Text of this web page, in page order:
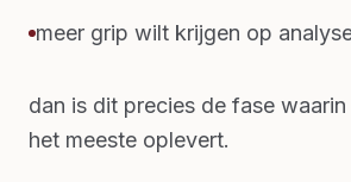
meer grip wilt krijgen op
dan is dit precies de fase
het meeste oplevert.